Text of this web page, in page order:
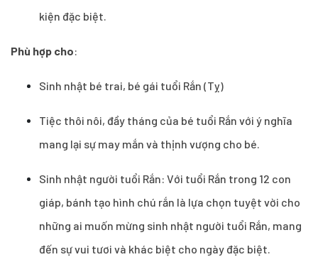
kiện đặc biệt.
Phù hợp cho:
Sinh nhật bé trai, bé gái tuổi Rắn (Tỵ)
Tiệc thôi nôi, đầy tháng của bé tuổi Rắn với ý nghĩa
mang lại sự may mắn và thịnh vượng cho bé.
Sinh nhật người tuổi Rắn: Với tuổi Rắn trong 12 con
giáp, bánh tạo hình chú rắn là lựa chọn tuyệt vời cho
những ai muốn mừng sinh nhật người tuổi Rắn, mang
đến sự vui tươi và khác biệt cho ngày đặc biệt.